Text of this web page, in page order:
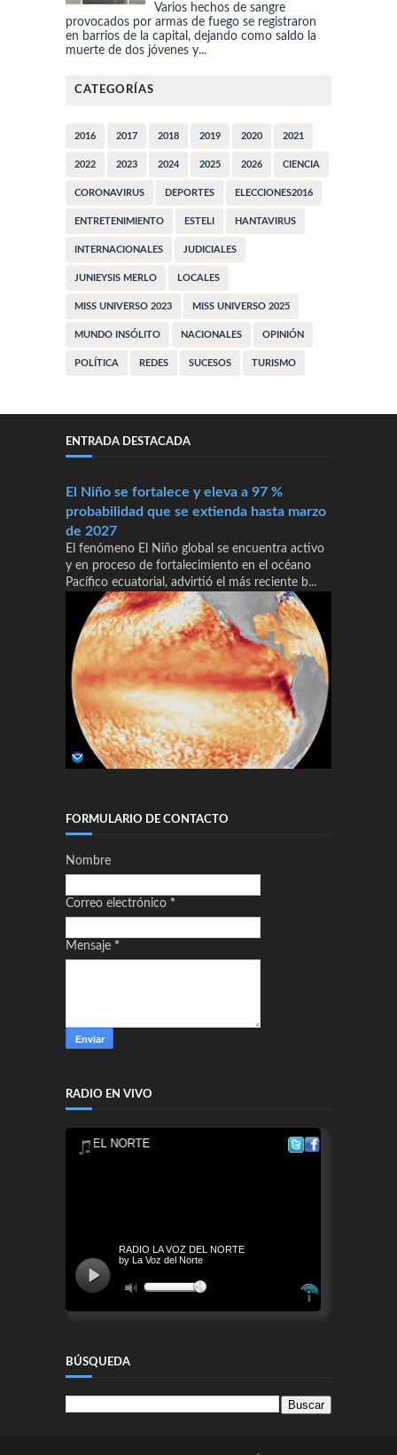
Varios hechos de sangre
provocados por armas de fuego se registraron
en barrios de la capital, dejando como saldo la
muerte de dos jóvenes y...
CATEGORÍAS
2016 2017 2018 2019 2020 2021
2022 2023 2024 2025 2026 CIENCIA
CORONAVIRUS DEPORTES ELECCIONES2016
ENTRETENIMIENTO ESTELI HANTAVIRUS
INTERNACIONALES JUDICIALES
JUNIEYSIS MERLO LOCALES
MISS UNIVERSO 2023 MISS UNIVERSO 2025
MUNDO INSÓLITO NACIONALES OPINIÓN
POLÍTICA REDES SUCESOS TURISMO
ENTRADA DESTACADA
El Niño se fortalece y eleva a 97 %
probabilidad que se extienda hasta marzo
de 2027
El fenómeno El Niño global se encuentra activo
y en proceso de fortalecimiento en el océano
Pacífico ecuatorial, advirtió el más reciente b...
FORMULARIO DE CONTACTO
Nombre
Correo electrónico *
Mensaje *
RADIO EN VIVO
BÚSQUEDA